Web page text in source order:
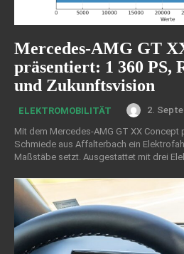
Mercedes-AMG GT
präsentiert: 1 360 PS,
und Zukunftsvision
ELEKTROMOBILITÄT
2.
Mit dem Mercedes-AMG GT XX
Schmiede aus Affalterbach ein
Maßstäbe setzt. Ausgestattet mit drei